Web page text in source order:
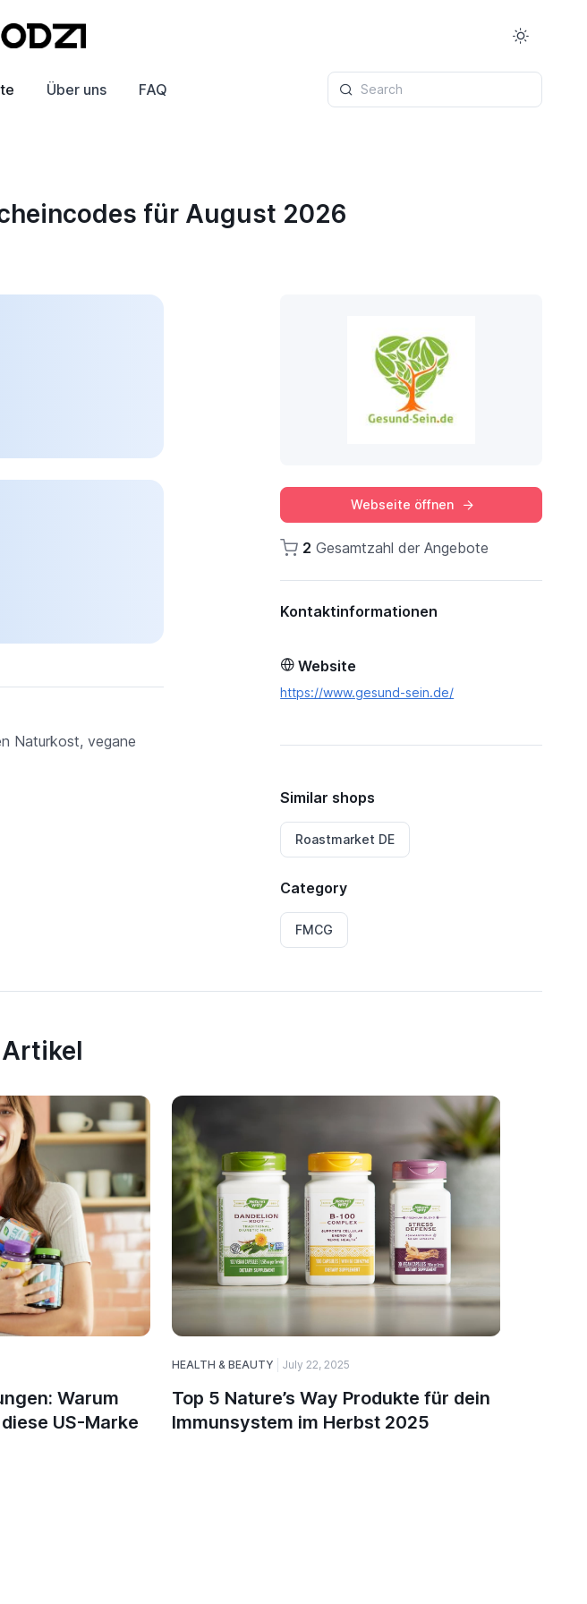
Über uns FAQ Search
für August 2026
Naturkost, vegane
Webseite öffnen
2 Gesamtzahl der Angebote
Kontaktinformationen
Website
https://www.gesund-sein.de/
Similar shops
Roastmarket DE
Category
FMCG
Warum
US-Marke
HEALTH & BEAUTY July 22, 2025
Top 5 Nature’s Way Produkte für dein
Immunsystem im Herbst 2025